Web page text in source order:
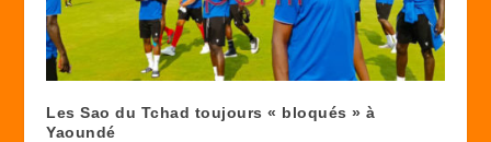
Les Sao du Tchad toujours « bloqués » à
Yaoundé